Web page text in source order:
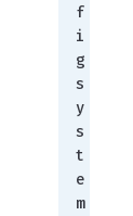
f
i
g
s
y
s
t
e
m